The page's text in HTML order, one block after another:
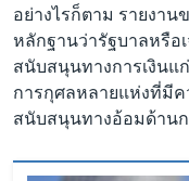
อย่างไรก็ตาม รายงา
หลักฐานว่ารัฐบาลหรือ
สนับสนุนทางการเงินแ
การกุศลหลายแห่งที่มีค
สนับสนุนทางอ้อมด้านก